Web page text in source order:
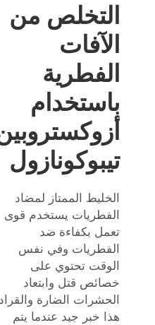
التخلص من
الآفات
الفطرية
باستخدام
تيبوكونازول
الخليط الممتاز لمضاد
الفطريات يستخدم قوى
تعمل بكفاءة ضد
الفطريات وفي نفس
الوقت تحتوي على
خصائص قتل وابتعاد
الحشرات الضارة والقراد.
هذا خبر جيد عندما يتم